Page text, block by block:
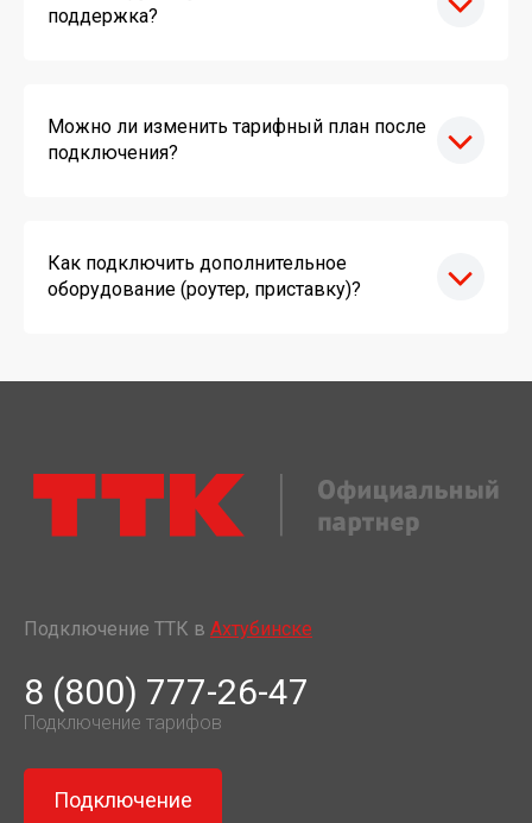
поддержка?
Можно ли изменить тарифный план после
подключения?
Как подключить дополнительное
оборудование (роутер, приставку)?
Подключение ТТК в Ахтубинске
8 (800) 777-26-47
Подключение тарифов
Подключение